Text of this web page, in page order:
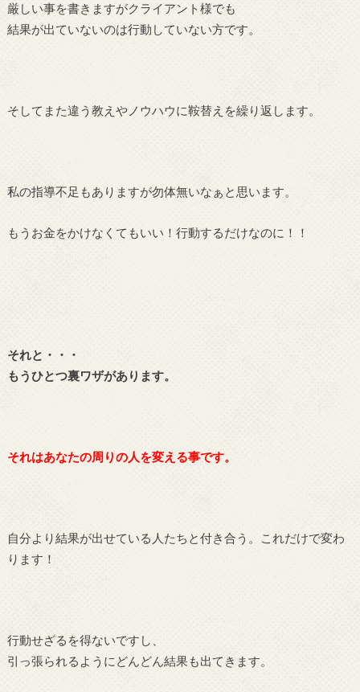
厳しい事を書きますがクライアント様でも
結果が出ていないのは行動していない方です。
そしてまた違う教えやノウハウに鞍替えを繰り返します。
私の指導不足もありますが勿体無いなぁと思います。
もうお金をかけなくてもいい！行動するだけなのに！！
それと・・・
もうひとつ裏ワザがあります。
それはあなたの周りの人を変える事です。
自分より結果が出せている人たちと付き合う。これだけで変わ
ります！
行動せざるを得ないですし、
引っ張られるようにどんどん結果も出てきます。